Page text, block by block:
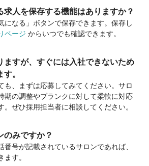
求人を保存する機能はありますか？
になる」ボタンで保存できます。保存し
ページ からいつでも確認できます。
ますが、すぐには入社できないため
。
も、まずは応募してみてください。サロ
期の調整やブランクに対して柔軟に対応
。ぜひ採用担当者に相談してください。
のみですか？
番号が記載されているサロンであれば、
す。